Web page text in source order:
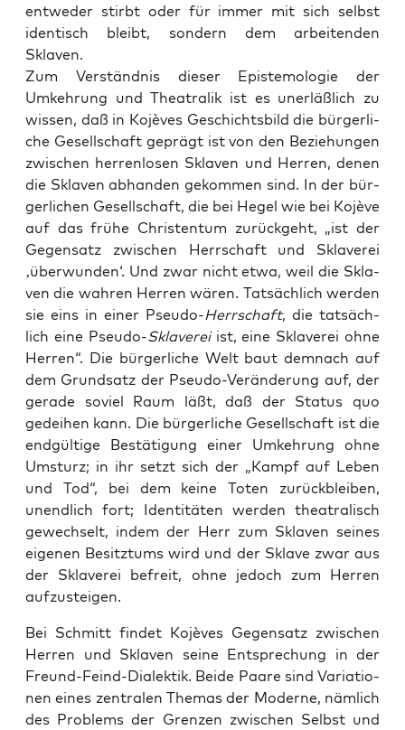
ent­we­der stirbt oder für immer mit sich selbst
iden­tisch bleibt, son­dern dem arbei­ten­den
Sklaven.
Zum Ver­ständ­nis die­ser Epis­te­mo­lo­gie der
Umkeh­rung und Thea­tra­lik ist es uner­läß­lich zu
wis­sen, daß in Kojè­ves Geschichts­bild die bür­ger­li­
che Gesell­schaft geprägt ist von den Bezie­hun­gen
zwi­schen her­ren­lo­sen Skla­ven und Her­ren, denen
die Skla­ven abhan­den gekom­men sind. In der bür­
ger­li­chen Gesell­schaft, die bei Hegel wie bei Kojè­ve
auf das frü­he Chris­ten­tum zurück­geht, „ist der
Gegen­satz zwi­schen Herr­schaft und Skla­ve­rei
‚über­wun­den‘. Und zwar nicht etwa, weil die Skla­
ven die wah­ren Her­ren wären. Tat­säch­lich wer­den
sie eins in einer Pseu­do-Herr­schaft, die tat­säch­
lich eine Pseu­do-Skla­ve­reiist, eine Skla­ve­rei ohne
Her­ren“. Die bür­ger­li­che Welt baut dem­nach auf
dem Grund­satz der Pseu­do-Ver­än­de­rung auf, der
gera­de soviel Raum läßt, daß der Sta­tus quo
gedei­hen kann. Die bür­ger­li­che Gesell­schaft ist die
end­gül­ti­ge Bestä­ti­gung einer Umkeh­rung ohne
Umsturz; in ihr setzt sich der „Kampf auf Leben
und Tod“, bei dem kei­ne Toten zurück­blei­ben,
unend­lich fort; Iden­ti­tä­ten wer­den thea­tra­lisch
gewech­selt, indem der Herr zum Skla­ven sei­nes
eige­nen Besitz­tums wird und der Skla­ve zwar aus
der Skla­ve­rei befreit, ohne jedoch zum Her­ren
aufzusteigen.
Bei Schmitt fin­det Kojè­ves Gegen­satz zwi­schen
Her­ren und Skla­ven sei­ne Ent­spre­chung in der
Freund-Feind-Dia­lek­tik. Bei­de Paa­re sind Varia­tio­
nen eines zen­tra­len The­mas der Moder­ne, näm­lich
des Pro­blems der Gren­zen zwi­schen Selbst und